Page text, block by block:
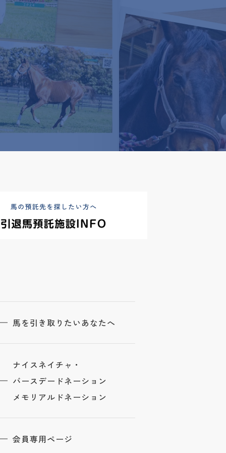
馬を引き取りたいあなたへ
ナイスネイチャ・
バースデードネーション
メモリアルドネーション
会員専用ページ